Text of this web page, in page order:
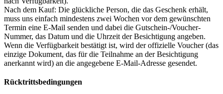
Nach dem Kauf: Die glückliche Person, die das Geschenk erhält,
muss uns einfach mindestens zwei Wochen vor dem gewünschten
Termin eine E-Mail senden und dabei die Gutschein-/Voucher-
Nummer, das Datum und die Uhrzeit der Besichtigung angeben.
Wenn die Verfügbarkeit bestätigt ist, wird der offizielle Voucher (das
einzige Dokument, das für die Teilnahme an der Besichtigung
anerkannt wird) an die angegebene E-Mail-Adresse gesendet.
Rücktrittsbedingungen